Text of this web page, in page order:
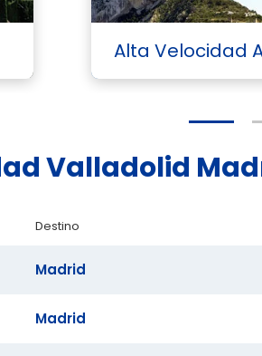
Alta Velocidad
Valladolid
Destino
Madrid
Madrid